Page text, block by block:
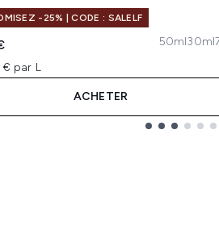
-25% | CODE : SALELF
€ par L
50ml30ml
ACHETER